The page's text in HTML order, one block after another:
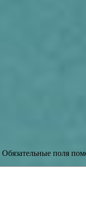
Обязательные поля